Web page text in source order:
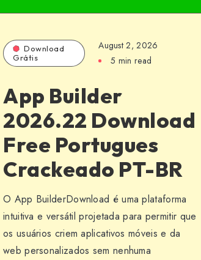
Download
Grátis
August 2, 2026
5 min read
App Builder
2026.22 Download
Free Portugues
Crackeado PT-BR
O App BuilderDownload é uma plataforma
intuitiva e versátil projetada para permitir que
os usuários criem aplicativos móveis e da
web personalizados sem nenhuma